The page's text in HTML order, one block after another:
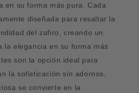
en su forma más pura. Cada
diseñada para resaltar la
del zafiro, creando un
la elegancia en su forma más
son la opción ideal para
la sofisticación sin adornos,
se convierte en la